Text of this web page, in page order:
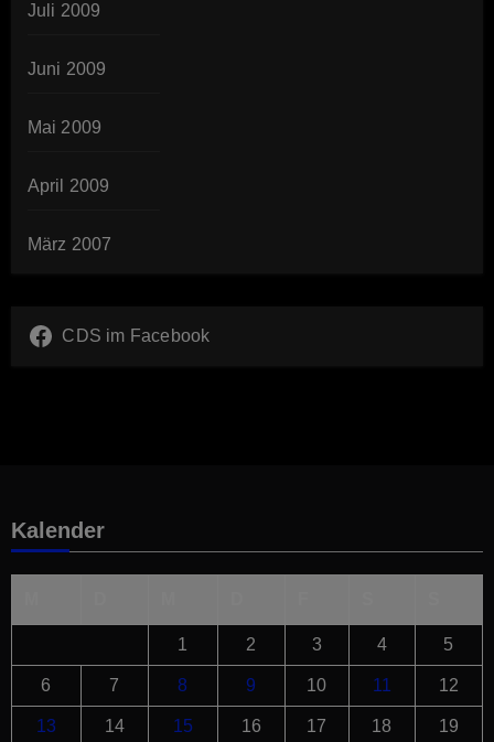
Juli 2009
Juni 2009
Mai 2009
April 2009
März 2007
CDS im Facebook
Kalender
1 2 3 4 5
6 7 8 9 10 11 12
13 14 15 16 17 18 19